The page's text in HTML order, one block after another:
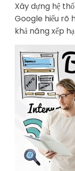
Xây dựng hệ
Google hiểu rõ
khả năng xếp